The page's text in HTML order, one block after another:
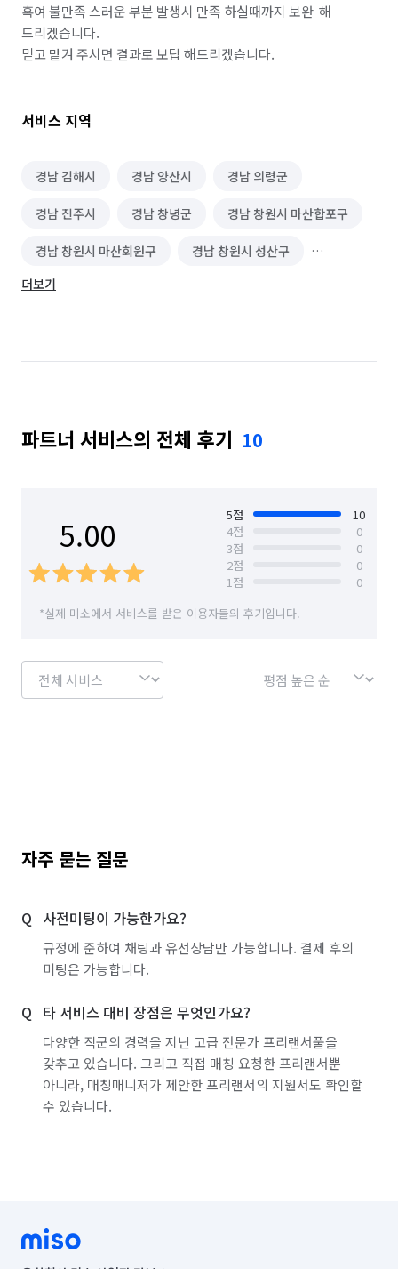
혹여 불만족 스러운 부분 발생시 만족 하실때까지 보완  해
드리겠습니다.
믿고 맡겨 주시면 결과로 보답 해드리겠습니다.
서비스 지역
경남 김해시 경남 양산시 경남 의령군
경남 진주시 경남 창녕군 경남 창원시 마산합포구
경남 창원시 마산회원구 경남 창원시 성산구
경남 창원시 의창구
부산 기장군 부산 남구 부산 동구
부산 사상구 부산 사하구 부산 서구
더보기
파트너 서비스의 전체 후기 10
5.00 5점
10
4점
0
3점
0
2점
0
1점
0
*실제 미소에서 서비스를 받은 이용자들의 후기입니다.
자주 묻는 질문
사전미팅이 가능한가요?
규정에 준하여 채팅과 유선상담만 가능합니다. 결제 후의
미팅은 가능합니다.
타 서비스 대비 장점은 무엇인가요?
다양한 직군의 경력을 지닌 고급 전문가 프리랜서풀을
갖추고 있습니다. 그리고 직접 매칭 요청한 프리랜서뿐
아니라, 매칭매니저가 제안한 프리랜서의 지원서도 확인할
수 있습니다.